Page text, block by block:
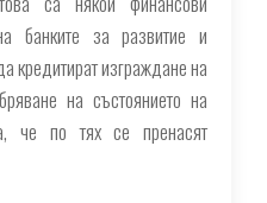
банките за развитие и
кредитират изграждане на
на състоянието на
че по тях се пренасят